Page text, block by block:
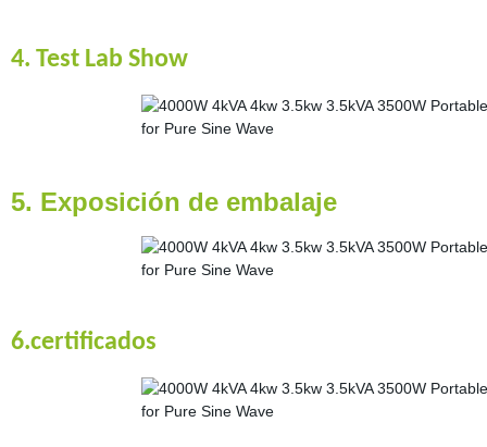
4. Test Lab Show
5. Exposición de embalaje
6.certificados